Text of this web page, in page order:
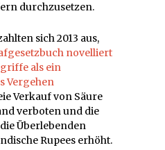
durchzusetzen.
sich 2013 aus,
novelliert
als ein
Vergehen
Verkauf von Säure
verboten und die
Überlebenden
Rupees erhöht.